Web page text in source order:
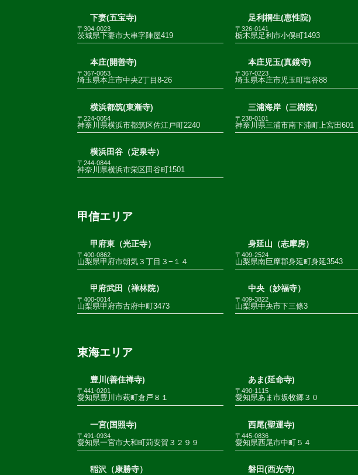
下妻(五宝寺)
〒304-0023
茨城県下妻市大串字陣屋419
足利桐生(恵性院)
〒326-0141
栃木県足利市小俣町1493
本庄(開善寺)
〒367-0053
埼玉県本庄市中央2丁目8-26
本庄児玉(真鏡寺)
〒367-0223
埼玉県本庄市児玉町塩谷88
横浜都筑(東漸寺)
〒224-0054
神奈川県横浜市都筑区佐江戸町2240
三浦海岸（三樹院）
〒238-0101
神奈川県三浦市南下浦町上宮田601
横浜田谷（定泉寺）
〒244-0844
神奈川県横浜市栄区田谷町1501
甲信エリア
甲府東（光正寺）
〒400-0862
山梨県甲府市朝気３丁目３−１４
身延山（志摩房）
〒409-2524
山梨県南巨摩郡身延町身延3543
甲府武田（禅林院）
〒400-0014
山梨県甲府市古府中町3473
中央（妙福寺）
〒409-3822
山梨県中央市下三條3
東海エリア
豊川(善住禅寺)
〒441-0201
愛知県豊川市萩町倉戸８１
あま(延命寺)
〒490-1115
愛知県あま市坂牧郷３０
一宮(国照寺)
〒491-0934
愛知県一宮市大和町苅安賀３２９９
西尾(聖運寺)
〒445-0836
愛知県西尾市中町５４
稲沢（康勝寺） 磐田(西光寺)